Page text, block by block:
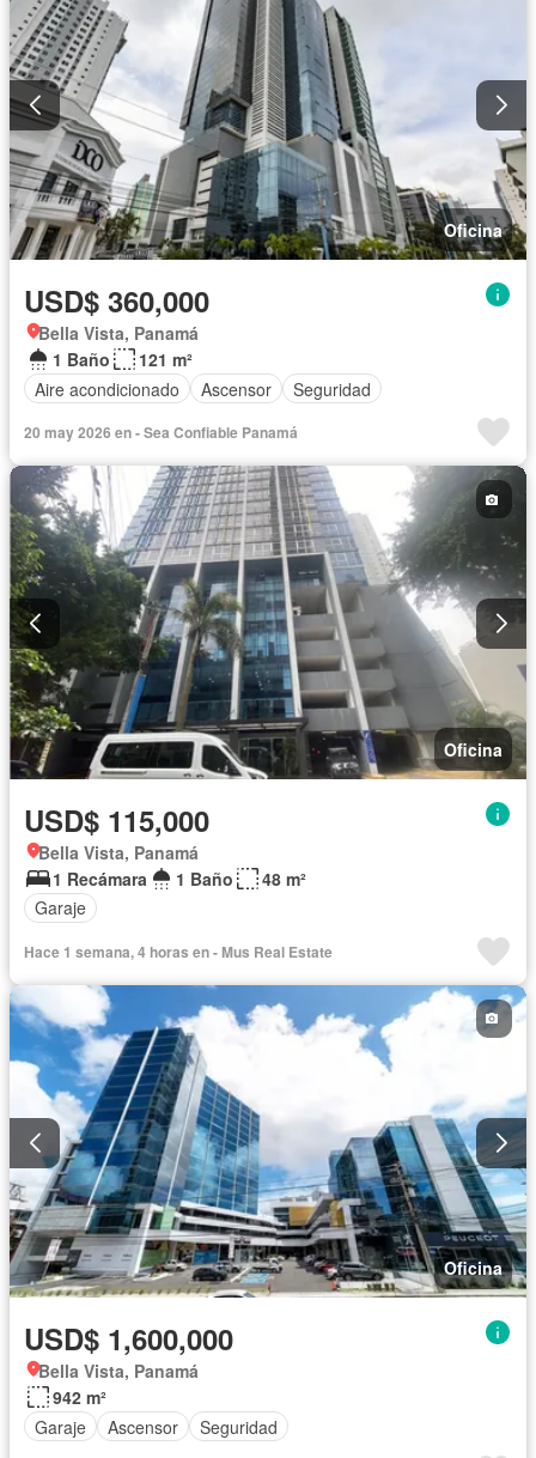
Oficina
USD$ 360,000
Bella Vista, Panamá
1 Baño
121 m²
Aire acondicionado
Ascensor Seguridad
20 may 2026 en - Sea Confiable Panamá
Oficina
USD$ 115,000
Bella Vista, Panamá
1 Recámara
1 Baño
48 m²
Garaje
Hace 1 semana, 4 horas en - Mus Real Estate
Oficina
USD$ 1,600,000
Bella Vista, Panamá
942 m²
Garaje
Ascensor Seguridad